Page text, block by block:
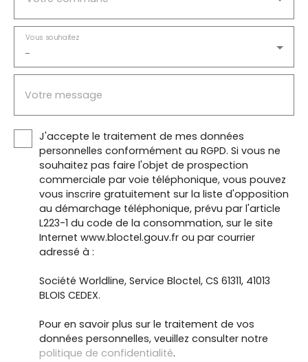
-
Vous souhaitez
Votre message
J'accepte le traitement de mes données
personnelles conformément au RGPD. Si vous ne
souhaitez pas faire l'objet de prospection
commerciale par voie téléphonique, vous pouvez
vous inscrire gratuitement sur la liste d'opposition
au démarchage téléphonique, prévu par l'article
L223-1 du code de la consommation, sur le site
Internet www.bloctel.gouv.fr ou par courrier
adressé à :
Société Worldline, Service Bloctel, CS 61311, 41013
BLOIS CEDEX.
Pour en savoir plus sur le traitement de vos
données personnelles, veuillez consulter notre
politique de confidentialité.